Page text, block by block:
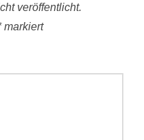
veröffentlicht.
markiert